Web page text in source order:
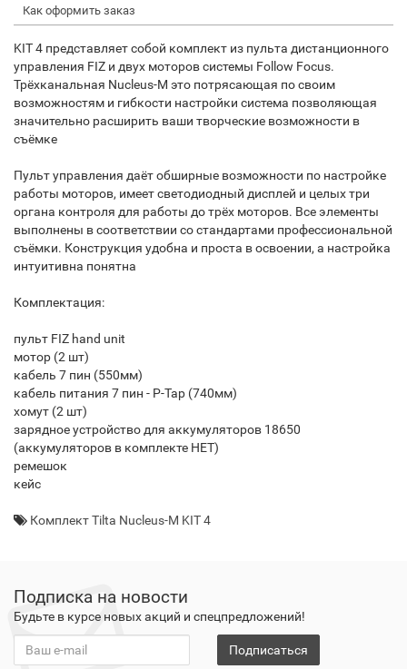
Как оформить заказ
KIT 4 представляет собой комплект из пульта дистанционного
управления FIZ и двух моторов системы Follow Focus.
Трёхканальная Nucleus-M это потрясающая по своим
возможностям и гибкости настройки система позволяющая
значительно расширить ваши творческие возможности в
съёмке
Пульт управления даёт обширные возможности по настройке
работы моторов, имеет светодиодный дисплей и целых три
органа контроля для работы до трёх моторов. Все элементы
выполнены в соответствии со стандартами профессиональной
съёмки. Конструкция удобна и проста в освоении, а настройка
интуитивна понятна
Комплектация:
пульт FIZ hand unit
мотор (2 шт)
кабель 7 пин (550мм)
кабель питания 7 пин - P-Tap (740мм)
хомут (2 шт)
зарядное устройство для аккумуляторов 18650
(аккумуляторов в комплекте НЕТ)
ремешок
кейс
Комплект Tilta Nucleus-M KIT 4
Подписка на новости
Будьте в курсе новых акций и спецпредложений!
Подписаться